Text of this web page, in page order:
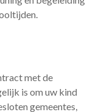
met de
is om uw kind
gemeentes,